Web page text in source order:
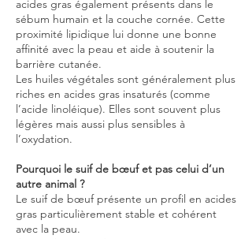
acides gras également présents dans le
sébum humain et la couche cornée. Cette
proximité lipidique lui donne une bonne
affinité avec la peau et aide à soutenir la
barrière cutanée.
Les huiles végétales sont généralement plus
riches en acides gras insaturés (comme
l’acide linoléique). Elles sont souvent plus
légères mais aussi plus sensibles à
l’oxydation.
Pourquoi le suif de bœuf et pas celui d’un
autre animal ?
Le suif de bœuf présente un profil en acides
gras particulièrement stable et cohérent
avec la peau.